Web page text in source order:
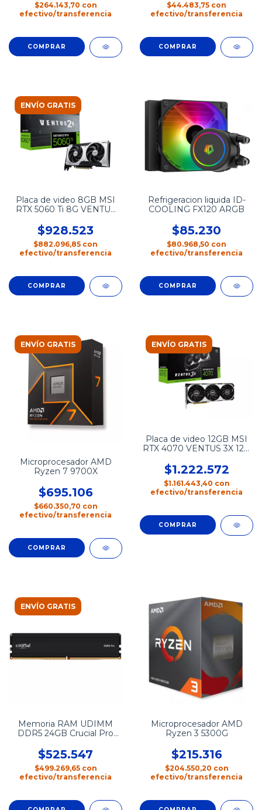
$264.143,70 con
efectivo/transferencia
$44.483,75 con
efectivo/transferencia
ENVÍO GRATIS
Placa de video 8GB MSI
RTX 5060 Ti 8G VENTUS
$928.523
$882.096,85 con
efectivo/transferencia
Refrigeracion liquida ID-
COOLING FX120 ARGB
$85.230
$80.968,50 con
efectivo/transferencia
ENVÍO GRATIS
Microprocesador AMD
Ryzen 7 9700X
$695.106
$660.350,70 con
efectivo/transferencia
ENVÍO GRATIS
Placa de video 12GB MSI
RTX 4070 VENTUS 3X 12G
$1.222.572
$1.161.443,40 con
efectivo/transferencia
ENVÍO GRATIS
Memoria RAM UDIMM
DDR5 24GB Crucial Pro
$525.547
$499.269,65 con
efectivo/transferencia
Microprocesador AMD
Ryzen 3 5300G
$215.316
$204.550,20 con
efectivo/transferencia